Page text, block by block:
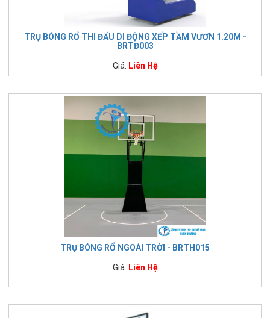
TRỤ BÓNG RỔ THI ĐẤU DI ĐỘNG XẾP TẦM VƯƠN 1.20M -
BRTĐ003
Giá: Liên Hệ
TRỤ BÓNG RỔ NGOÀI TRỜI - BRTH015
Giá: Liên Hệ